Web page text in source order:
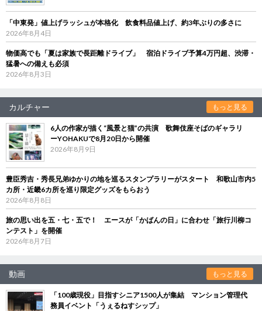
「中東発」値上げラッシュが本格化 飲食料品値上げ、約3年ぶりの多さに
2026年8月4日
物価高でも「夏は家族で長距離ドライブ」 宿泊ドライブ予算4万円超、渋滞・
猛暑への備えも必須
2026年8月3日
カルチャー もっと見る
6人の作家が描く“風景と猫”の共演 歌舞伎座そばのギャラリ
ーYOHAKUで8月20日から開催
2026年8月9日
豊臣秀吉・秀長兄弟ゆかりの地を巡るスタンプラリーがスタート 和歌山市内5
カ所・近畿6カ所を巡り限定グッズをもらおう
2026年8月8日
旅の思い出を五・七・五で！ エースが「かばんの日」に合わせ「旅行川柳コ
ンテスト」を開催
2026年8月7日
動画 もっと見る
「100歳現役」目指すシニア1500人が集結 マンション管理代
務員イベント「うぇるねすシップ」